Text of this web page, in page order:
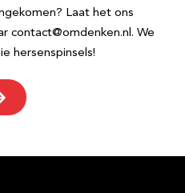
Laat het ons
contact@omdenken.nl. We
hersenspinsels!